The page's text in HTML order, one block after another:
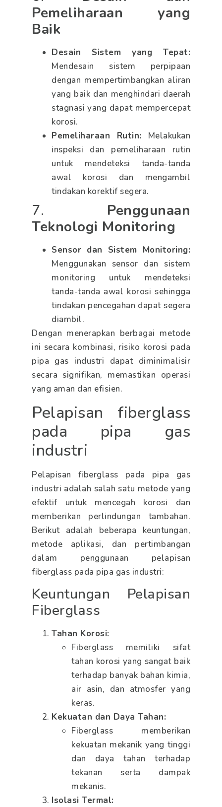
Pemeliharaan yang
Baik
Desain Sistem yang Tepat:
Mendesain sistem perpipaan
dengan mempertimbangkan aliran
yang baik dan menghindari daerah
stagnasi yang dapat mempercepat
korosi.
Pemeliharaan Rutin: Melakukan
inspeksi dan pemeliharaan rutin
untuk mendeteksi tanda-tanda
awal korosi dan mengambil
tindakan korektif segera.
7. Penggunaan
Teknologi Monitoring
Sensor dan Sistem Monitoring:
Menggunakan sensor dan sistem
monitoring untuk mendeteksi
tanda-tanda awal korosi sehingga
tindakan pencegahan dapat segera
diambil.
Dengan menerapkan berbagai metode
ini secara kombinasi, risiko korosi pada
pipa gas industri dapat diminimalisir
secara signifikan, memastikan operasi
yang aman dan efisien.
Pelapisan fiberglass
pada pipa gas
industri
Pelapisan fiberglass pada pipa gas
industri adalah salah satu metode yang
efektif untuk mencegah korosi dan
memberikan perlindungan tambahan.
Berikut adalah beberapa keuntungan,
metode aplikasi, dan pertimbangan
dalam penggunaan pelapisan
fiberglass pada pipa gas industri:
Keuntungan Pelapisan
Fiberglass
Tahan Korosi:
Fiberglass memiliki sifat
tahan korosi yang sangat baik
terhadap banyak bahan kimia,
air asin, dan atmosfer yang
keras.
Kekuatan dan Daya Tahan:
Fiberglass memberikan
kekuatan mekanik yang tinggi
dan daya tahan terhadap
tekanan serta dampak
mekanis.
Isolasi Termal: